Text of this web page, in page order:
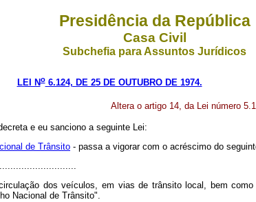
Presidência da República
Casa Civil
Subchefia para Assuntos Jurídicos
LEI No6.124, DE 25 DE OUTUBRO DE 1974.
Altera o artigo 14, da Lei número
e eu sanciono a seguinte Lei:
de Trânsito - passa a vigorar com o acréscimo do
dos veículos, em vias de trânsito local, bem
Nacional de Trânsito".